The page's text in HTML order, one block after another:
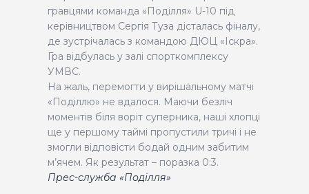
гравцями команда «Поділля» U-10 під
керівництвом Сергія Туза дісталась фіналу,
де зустрічалась з командою ДЮЦ «Іскра».
Гра відбулась у залі спорткомплексу
УМВС.
На жаль, перемогти у вирішальному матчі
«Поділлю» не вдалося. Маючи безліч
моментів біля воріт суперника, наші хлопці
ще у першому таймі пропустили тричі і не
змогли відповісти бодай одним забитим
м’ячем. Як результат – поразка 0:3.
Прес-служба «Поділля»